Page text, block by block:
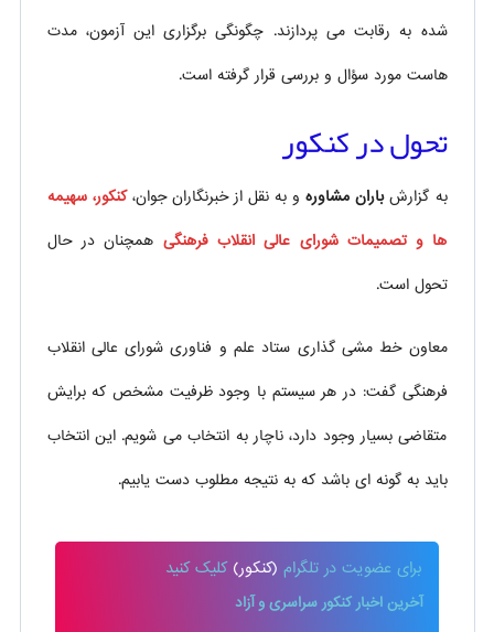
شده به رقابت می پردازند. چگونگی برگزاری این آزمون، مدت
هاست مورد سؤال و بررسی قرار گرفته است.
تحول در کنکور
به گزارشباران مشاورهو به نقل از خبرنگاران جوان،کنکور، سهیمه
ها و تصمیمات شورای عالی انقلاب فرهنگی همچنان در حال
تحول است.
معاون خط مشی گذاری ستاد علم و فناوری شورای عالی انقلاب
فرهنگی گفت: در هر سیستم با وجود ظرفیت مشخص که برایش
متقاضی بسیار وجود دارد، ناچار به انتخاب می شویم. این انتخاب
باید به گونه ای باشد که به نتیجه مطلوب دست یابیم.
برای عضویت در تلگرام (کنکور) کلیک کنید
آخرین اخبار کنکور سراسری و آزاد